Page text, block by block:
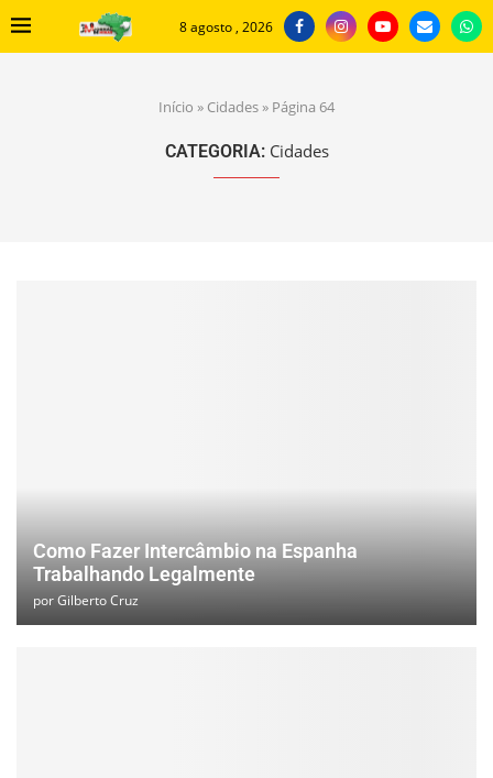
8 agosto , 2026
Início » Cidades » Página 64
CATEGORIA:Cidades
Como Fazer Intercâmbio na Espanha
Trabalhando Legalmente
porGilberto Cruz